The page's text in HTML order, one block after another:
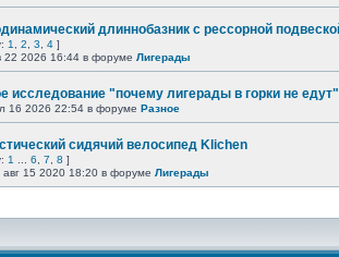
длиннобазник с рессорной
1 2 3 4 ]
22 2026 16:44 в форуме Лигерады
исследование "почему лигерады в горки не
16 2026 22:54 в форуме Разное
сидячий велосипед Klichen
1 6 7 8 ]
15 2020 18:20 в форуме Лигерады